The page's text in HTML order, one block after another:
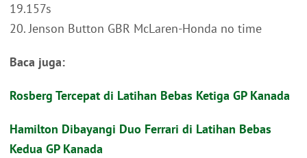
19.157s
20. Jenson Button GBR McLaren-Honda no time
Baca juga:
Rosberg Tercepat di Latihan Bebas Ketiga GP Kanada
Hamilton Dibayangi Duo Ferrari di Latihan Bebas
Kedua GP Kanada